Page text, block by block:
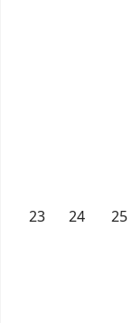
23 24 25